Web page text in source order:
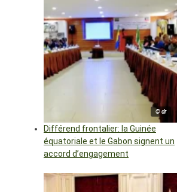
© dr
Différend frontalier: la Guinée
équatoriale et le Gabon signent un
accord d’engagement